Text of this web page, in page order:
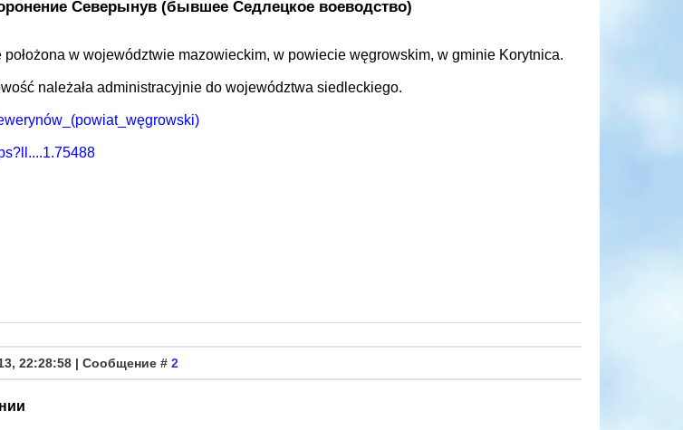
Северынув (бывшее Седлецкое воеводство)
w województwie mazowieckim, w powiecie węgrowskim, w gminie Korytnica.
należała administracyjnie do województwa siedleckiego.
22:28:58 | Сообщение # 2